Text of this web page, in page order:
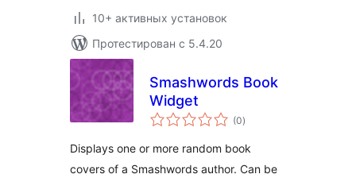
10+ активных установок
Протестирован с 5.4.20
Smashwords Book
Widget
(0общий
рейтинг
)
Displays one or more random book
covers of a Smashwords author. Can be